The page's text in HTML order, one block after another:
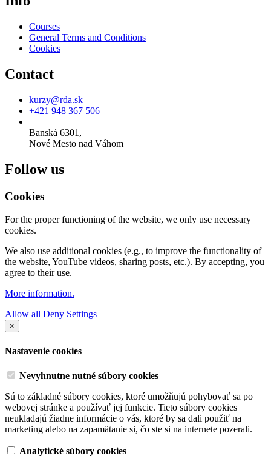
Courses
General Terms and Conditions
Cookies
Contact
kurzy@rda.sk
+421 948 367 506
Banská 6301,
Nové Mesto nad Váhom
Follow us
Cookies
For the proper functioning of the website, we only use necessary
cookies.
We also use additional cookies (e.g., to improve the functionality of
the website, YouTube videos, sharing posts, etc.). By accepting, you
agree to their use.
More information.
Allow all Deny Settings
×
Nastavenie cookies
Nevyhnutne nutné súbory cookies
Sú to základné súbory cookies, ktoré umožňujú pohybovať sa po
webovej stránke a používať jej funkcie. Tieto súbory cookies
neukladajú žiadne informácie o vás, ktoré by sa dali použiť na
marketing alebo na zapamätanie si, čo ste si na internete pozerali.
Analytické súbory cookies